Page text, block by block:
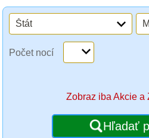
Štát
Počet nocí
Zobraz iba Akcie a
Hľadať